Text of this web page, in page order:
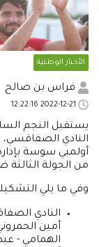
الأخبار الوطنية
فراس بن صالح
النادي الصفاقسي،
أولمبي سوسة
من الجولة الثالثة
وفي ما يلي
النادي
أمين
الهمامي -